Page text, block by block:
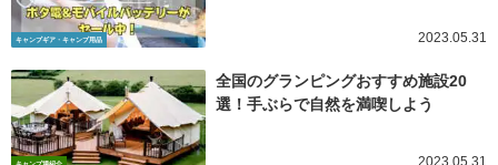
キャンプギア・キャンプ用品 2023.05.31
キャンプ場紹介
全国のグランピングおすすめ施設20
選！手ぶらで自然を満喫しよう
2023.05.31